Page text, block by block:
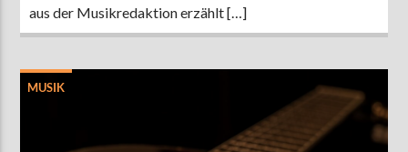
aus der Musikredaktion erzählt […]
MUSIK